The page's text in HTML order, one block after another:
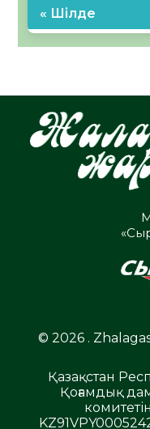
« Шілде
© 2026 .
Қазақстан
Қоғамдық